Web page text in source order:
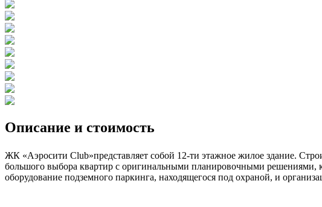
Описание и стоимость
ЖК «Аэросити Club»представляет собой 12-ти этажное жилое здание.
большого выбора квартир с оригинальными планировочными решениями,
оборудование подземного паркинга, находящегося под охраной, и